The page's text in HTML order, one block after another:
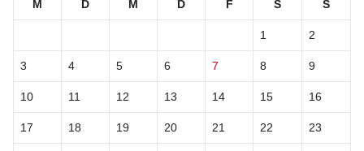
M D M D F S S
1 2
3 4 5 6 7 8 9
10 11 12 13 14 15 16
17 18 19 20 21 22 23